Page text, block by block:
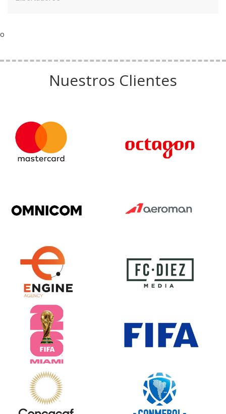
o
Nuestros Clientes